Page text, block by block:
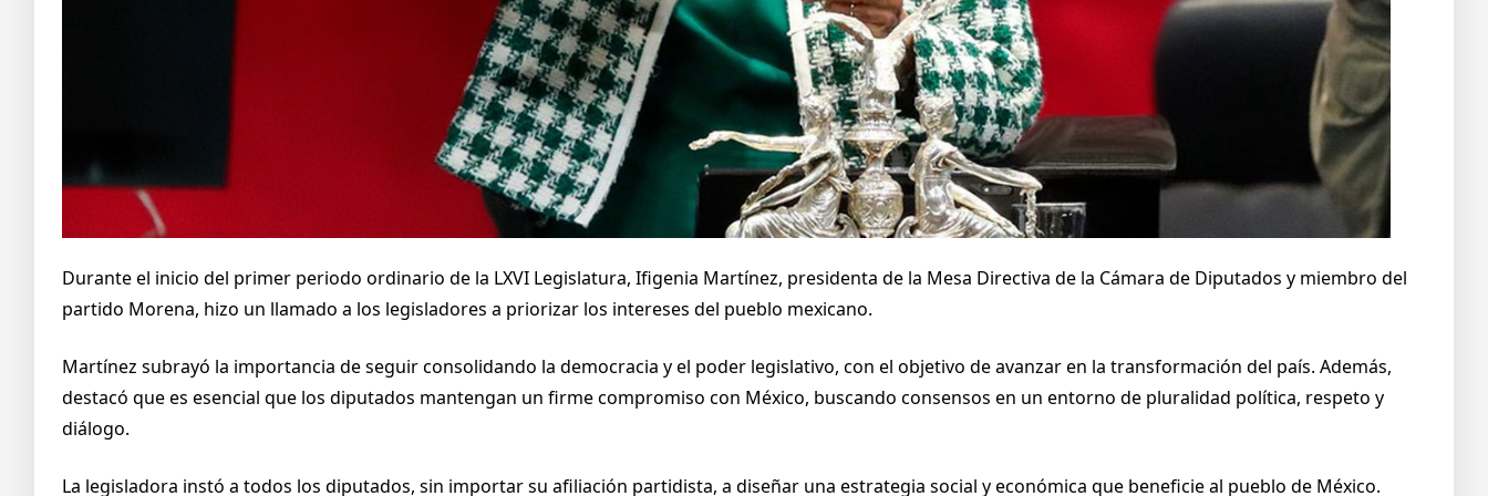
Durante el inicio del primer periodo ordinario de la LXVI Legislatura, Ifigenia Martínez, presidenta de la Mesa Directiva de la Cámara de Diputados y miembro del
partido Morena, hizo un llamado a los legisladores a priorizar los intereses del pueblo mexicano.
Martínez subrayó la importancia de seguir consolidando la democracia y el poder legislativo, con el objetivo de avanzar en la transformación del país. Además,
destacó que es esencial que los diputados mantengan un firme compromiso con México, buscando consensos en un entorno de pluralidad política, respeto y
diálogo.
La legisladora instó a todos los diputados, sin importar su afiliación partidista, a diseñar una estrategia social y económica que beneficie al pueblo de México.